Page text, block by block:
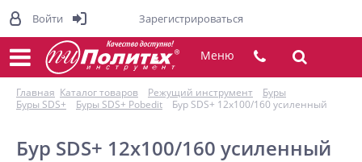
Меню
Главная Каталог товаров Режущий инструмент
Буры
Буры SDS+
Буры SDS+ Pobedit Бур SDS+ 12х100/160 усиленный
Бур SDS+ 12х100/160 усиленный
Войти Зарегистрироваться